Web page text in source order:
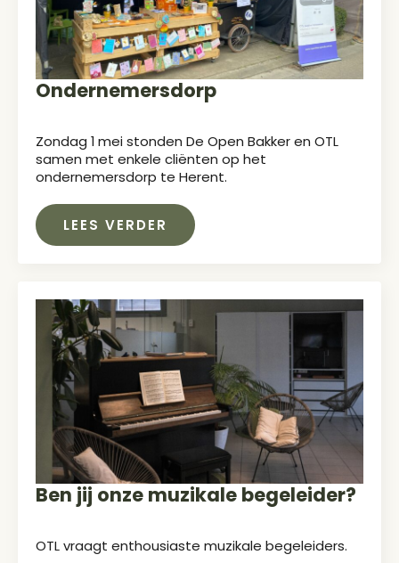
Ondernemersdorp
Zondag 1 mei stonden De Open Bakker en OTL
samen met enkele cliënten op het
ondernemersdorp te Herent.
LEES VERDER
Ben jij onze muzikale begeleider?
OTL vraagt enthousiaste muzikale begeleiders.